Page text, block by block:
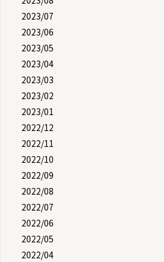
2023/07
2023/06
2023/05
2023/04
2023/03
2023/02
2023/01
2022/12
2022/11
2022/10
2022/09
2022/08
2022/07
2022/06
2022/05
2022/04